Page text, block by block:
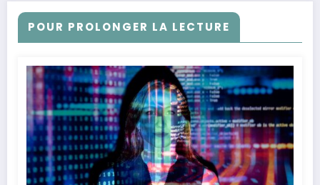
POUR PROLONGER LA LECTURE